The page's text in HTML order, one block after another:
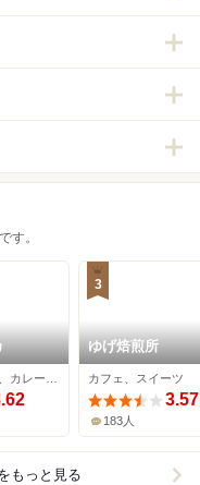
す。
3
ゆげ焙煎所
カフェ、スイーツ
3.57
183人
もっと見る